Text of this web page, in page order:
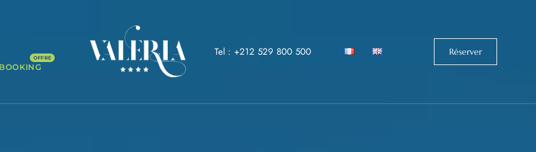
Tel : +212 529 800 500‬ Réserver